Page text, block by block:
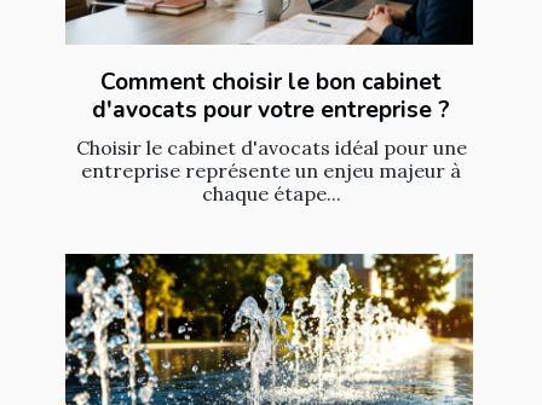
Comment choisir le bon cabinet
d'avocats pour votre entreprise ?
Choisir le cabinet d'avocats idéal pour une
entreprise représente un enjeu majeur à
chaque étape...